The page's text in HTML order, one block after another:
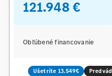
121.948 €
Obľúbené financovanie
Ušetríte 13.549€